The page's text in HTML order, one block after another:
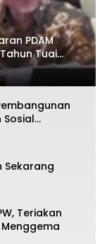
PDAM
Tuai
Tiga
Sekarang
Teriakan